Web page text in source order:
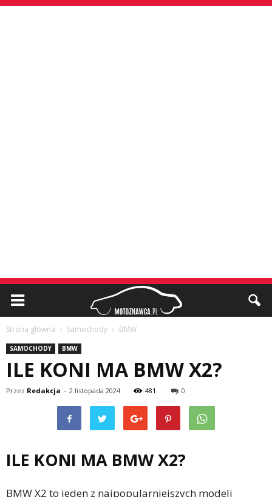
Strona główna Samochody BMW
SAMOCHODY BMW
ILE KONI MA BMW X2?
Przez Redakcja - 2 listopada 2024 481 0
ILE KONI MA BMW X2?
BMW X2 to jeden z najpopularniejszych modeli